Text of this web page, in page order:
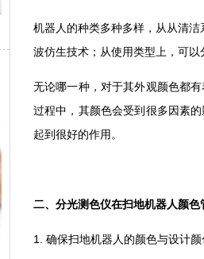
机器人的种类多种多样，从从清
波仿生技术；从使用类型上，可
无论哪一种，对于其外观颜色都
过程中，其颜色会受到很多因素
起到很好的作用。
二、分光测色仪在扫地机器人颜色
1. 确保扫地机器人的颜色与设计